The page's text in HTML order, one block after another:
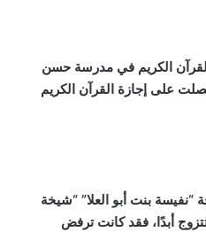
وحفظت القرآن الكريم في مدرسة حسن
على إجازة القرآن الكريم
بنت أبو العلا” “شيخة
أبدًا، فقد كانت ترفض